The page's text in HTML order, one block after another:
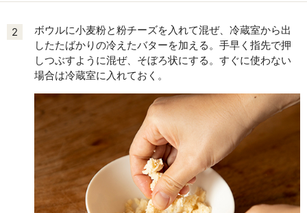
2
ボウルに小麦粉と粉チーズを入れて混ぜ、冷蔵室から出
したたばかりの冷えたバターを加える。手早く指先で押
しつぶすように混ぜ、そぼろ状にする。すぐに使わない
場合は冷蔵室に入れておく。